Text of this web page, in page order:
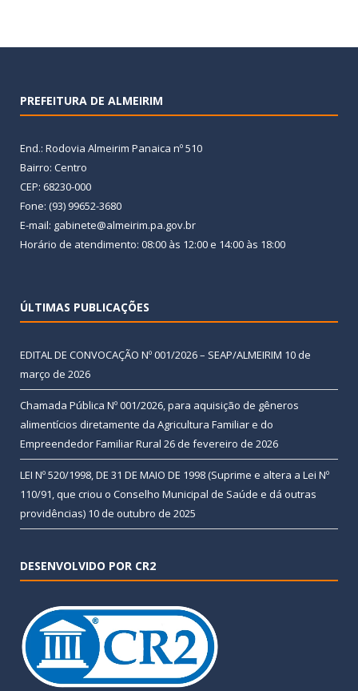
PREFEITURA DE ALMEIRIM
End.: Rodovia Almeirim Panaica nº 510
Bairro: Centro
CEP: 68230-000
Fone: (93) 99652-3680
E-mail: gabinete@almeirim.pa.gov.br
Horário de atendimento: 08:00 às 12:00 e 14:00 às 18:00
ÚLTIMAS PUBLICAÇÕES
EDITAL DE CONVOCAÇÃO Nº 001/2026 – SEAP/ALMEIRIM 10 de
março de 2026
Chamada Pública Nº 001/2026, para aquisição de gêneros
alimentícios diretamente da Agricultura Familiar e do
Empreendedor Familiar Rural 26 de fevereiro de 2026
LEI Nº 520/1998, DE 31 DE MAIO DE 1998 (Suprime e altera a Lei Nº
110/91, que criou o Conselho Municipal de Saúde e dá outras
providências) 10 de outubro de 2025
DESENVOLVIDO POR CR2